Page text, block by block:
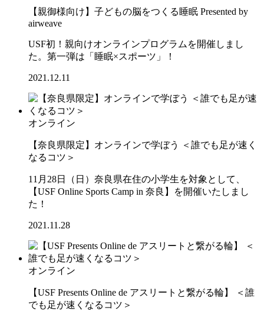
【親御様向け】子どもの脳をつくる睡眠 Presented by
airweave
USF初！親向けオンラインプログラムを開催しまし
た。第一弾は「睡眠×スポーツ」！
2021.12.11
オンライン
【奈良県限定】オンラインで学ぼう ＜誰でも足が速く
なるコツ＞
11月28日（日）奈良県在住の小学生を対象として、
【USF Online Sports Camp in 奈良】を開催いたしまし
た！
2021.11.28
オンライン
【USF Presents Online de アスリートと繋がる輪】 ＜誰
でも足が速くなるコツ＞